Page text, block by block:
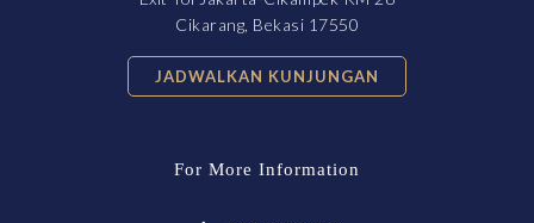
Cikarang, Bekasi 17550
JADWALKAN KUNJUNGAN
For More Information